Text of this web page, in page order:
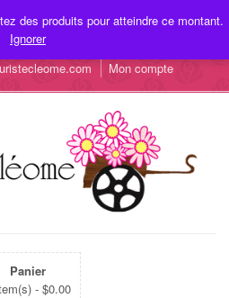
Mon compte
Panier
- $0.00
des produits pour atteindre ce montant.
Ignorer